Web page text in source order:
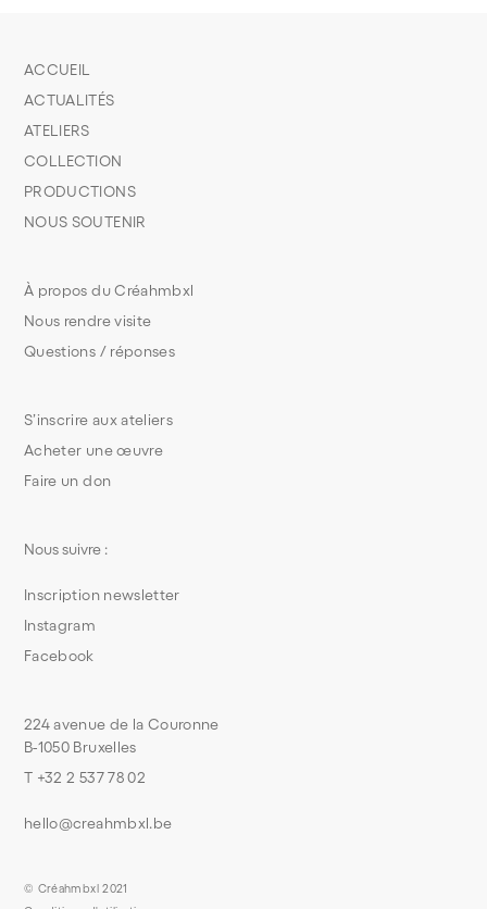
S’inscrire aux ateliers
Acheter une œuvre
Faire un don
À propos du Créahmbxl
Nous rendre visite
Questions / réponses
ACCUEIL
ACTUALITÉS
ATELIERS
COLLECTION
PRODUCTIONS
NOUS SOUTENIR
224 avenue de la Couronne
B-1050 Bruxelles
T +32 2 537 78 02
hello@creahmbxl.be
Nous suivre :
Inscription newsletter
Instagram
Facebook
© Créahmbxl 2021